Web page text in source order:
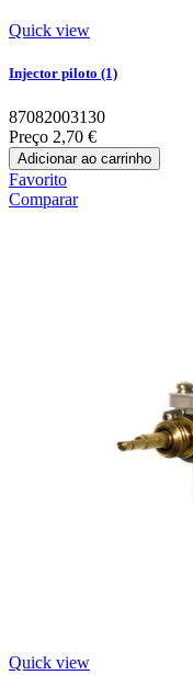
Quick view
Injector piloto (1)
87082003130
Preço 2,70 €
Adicionar ao carrinho
Favorito
Comparar
Quick view